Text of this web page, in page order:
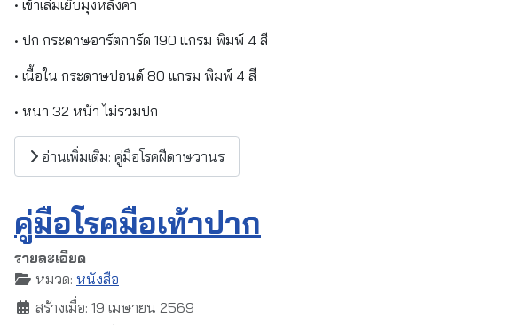
• เข้าเล่มเย็บมุงหลังคา
• ปก กระดาษอาร์ตการ์ด 190 แกรม พิมพ์ 4 สี
• เนื้อใน กระดาษปอนด์ 80 แกรม พิมพ์ 4 สี
• หนา 32 หน้า ไม่รวมปก
อ่านเพิ่มเติม: คู่มือโรคฝีดาษวานร
คู่มือโรคมือเท้าปาก
รายละเอียด
หมวด: หนังสือ
สร้างเมื่อ: 19 เมษายน 2569